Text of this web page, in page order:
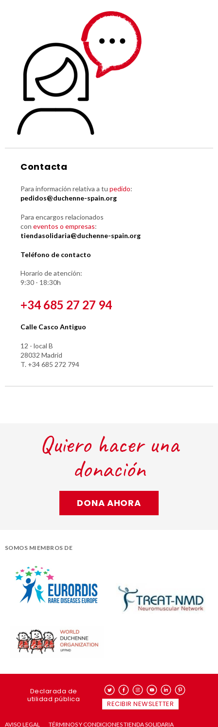
Contacta
Para información relativa a tu pedido:
pedidos@duchenne-spain.org
Para encargos relacionados
con eventos o empresas:
tiendasolidaria@duchenne-spain.org
Teléfono de contacto
Horario de atención:
9:30 - 18:30h
+34 685 27 27 94
Calle Casco Antiguo
12 - local B
28032 Madrid
T. +34 685 272 794
Quiero hacer una
donación
DONA AHORA
SOMOS MIEMBROS DE
Declarada de
utilidad pública
RECIBIR NEWSLETTER
AVISO LEGAL TÉRMINOS Y CONDICIONES TIENDA SOLIDARIA